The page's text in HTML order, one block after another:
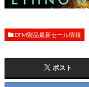
DTM製品最新セール情報
ポスト